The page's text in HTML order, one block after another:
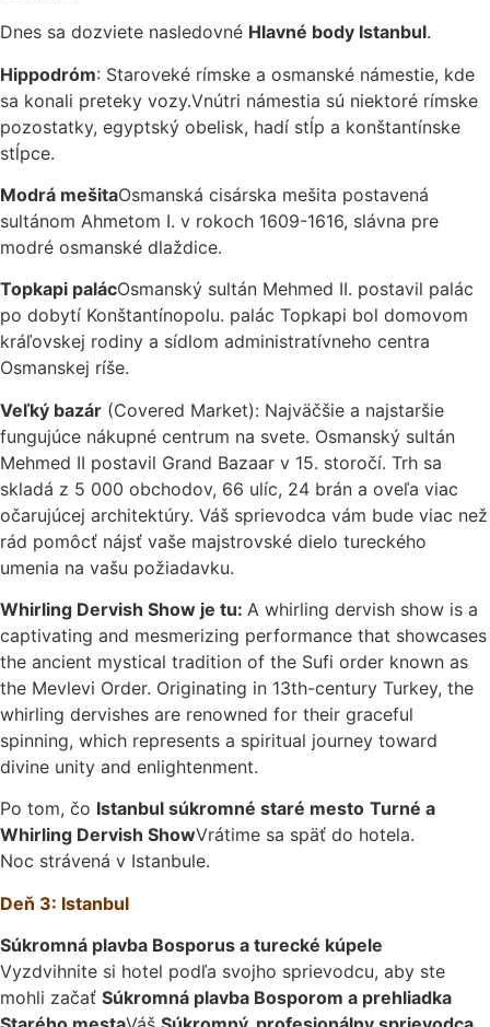
Dnes sa dozviete nasledovné Hlavné body Istanbul.
Hippodróm: Staroveké rímske a osmanské námestie, kde
sa konali preteky vozy.Vnútri námestia sú niektoré rímske
pozostatky, egyptský obelisk, hadí stĺp a konštantínske
stĺpce.
Modrá mešitaOsmanská cisárska mešita postavená
sultánom Ahmetom I. v rokoch 1609-1616, slávna pre
modré osmanské dlaždice.
Topkapi palácOsmanský sultán Mehmed II. postavil palác
po dobytí Konštantínopolu. palác Topkapi bol domovom
kráľovskej rodiny a sídlom administratívneho centra
Osmanskej ríše.
Veľký bazár (Covered Market): Najväčšie a najstaršie
fungujúce nákupné centrum na svete. Osmanský sultán
Mehmed II postavil Grand Bazaar v 15. storočí. Trh sa
skladá z 5 000 obchodov, 66 ulíc, 24 brán a oveľa viac
očarujúcej architektúry. Váš sprievodca vám bude viac než
rád pomôcť nájsť vaše majstrovské dielo tureckého
umenia na vašu požiadavku.
Whirling Dervish Show je tu: A whirling dervish show is a
captivating and mesmerizing performance that showcases
the ancient mystical tradition of the Sufi order known as
the Mevlevi Order. Originating in 13th-century Turkey, the
whirling dervishes are renowned for their graceful
spinning, which represents a spiritual journey toward
divine unity and enlightenment.
Po tom, čo Istanbul súkromné staré mesto Turné a
Whirling Dervish ShowVrátime sa späť do hotela.
Noc strávená v Istanbule.
Deň 3: Istanbul
Súkromná plavba Bosporus a turecké kúpele
Vyzdvihnite si hotel podľa svojho sprievodcu, aby ste
mohli začať Súkromná plavba Bosporom a prehliadka